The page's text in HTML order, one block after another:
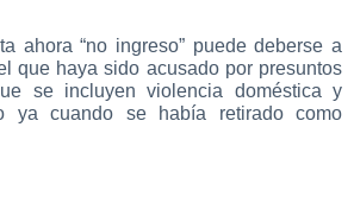
ahora “no ingreso” puede deberse a
que haya sido acusado por presuntos
se incluyen violencia doméstica y
ya cuando se había retirado como